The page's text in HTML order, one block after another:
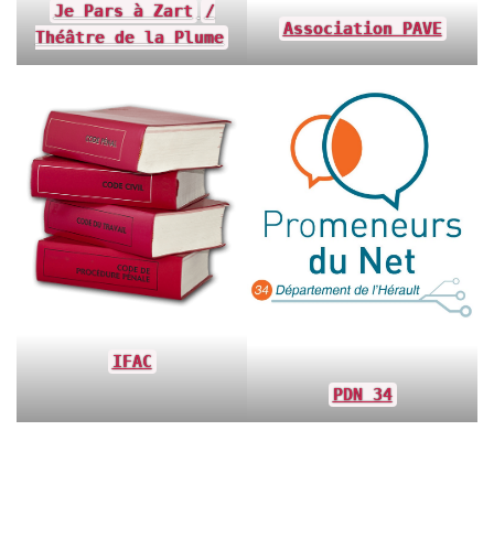
Je Pars à Zart
/
Théâtre de la Plume
Association PAVE
IFAC
PDN 34